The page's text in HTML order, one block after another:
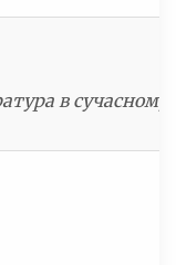
в сучасному